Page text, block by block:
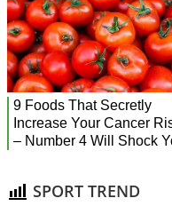
SPORT TREND